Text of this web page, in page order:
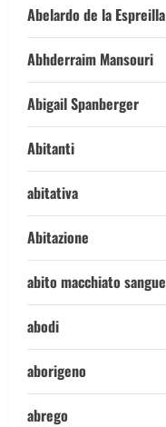
Abelardo de la Espreilla
Abhderraim Mansouri
Abigail Spanberger
Abitanti
abitativa
Abitazione
abito macchiato sangue
abodi
aborigeno
abrego